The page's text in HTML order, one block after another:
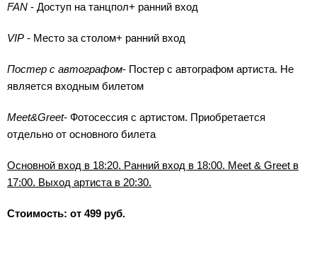
FAN - Доступ на танцпол+ ранний вход
VIP - Место за столом+ ранний вход
Постер с автографом- Постер с автографом артиста. Не
является входным билетом
Meet&Greet- Фотосессия с артистом. Приобретается
отдельно от основного билета
Основной вход в 18:20. Ранний вход в 18:00. Meet & Greet в
17:00. Выход артиста в 20:30.
Стоимость: от 499 руб.